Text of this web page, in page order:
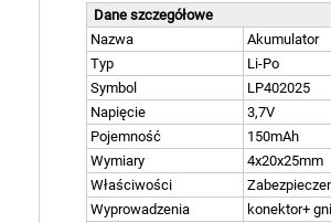
Dane szczegółowe
Nazwa
Akumulator
Typ
Li-Po
Symbol
LP402025
Napięcie
3,7V
Pojemność
150mAh
Wymiary
4x20x25mm
Właściwości
Wyprowadzenia
konektor+